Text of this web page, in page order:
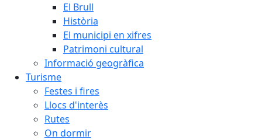
El Brull
Història
El municipi en xifres
Patrimoni cultural
Informació geogràfica
Turisme
Festes i fires
Llocs d'interès
Rutes
On dormir